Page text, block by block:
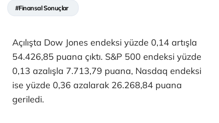
#Finansal Sonuçlar
Açılışta Dow Jones endeksi yüzde 0,14 artışla
54.426,85 puana çıktı. S&P 500 endeksi yüzde
0,13 azalışla 7.713,79 puana, Nasdaq endeksi
ise yüzde 0,36 azalarak 26.268,84 puana
geriledi.